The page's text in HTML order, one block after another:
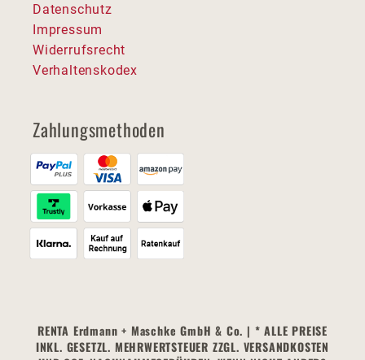
Datenschutz
Impressum
Widerrufsrecht
Verhaltenskodex
Zahlungsmethoden
RENTA Erdmann + Maschke GmbH & Co. | * ALLE PREISE
INKL. GESETZL. MEHRWERTSTEUER ZZGL. VERSANDKOSTEN